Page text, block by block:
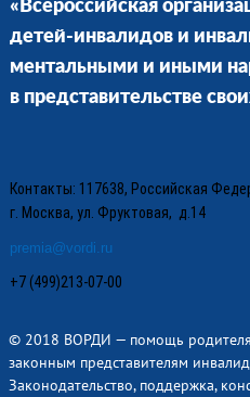
«Всероссийская
детей-инвалидов и
ментальными и иными
в представительстве
Контакты: 117638, Российская
г. Москва, ул. Фруктовая, д.14
premia@vordi.ru
+7 (499)213-07-00
© 2018 ВОРДИ — помощь
законным представителям
Законодательство, поддержка,